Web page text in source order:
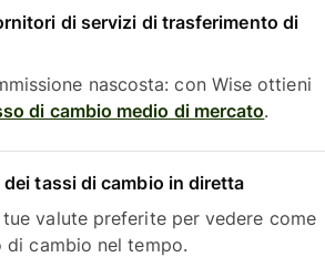
di servizi di trasferimento di
nascosta: con Wise ottieni
di cambio medio di mercato.
tassi di cambio in diretta
tue valute preferite per vedere come
di cambio nel tempo.